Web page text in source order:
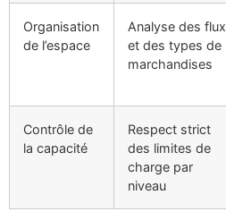
Organisation
de l’espace
Analyse des flux
et des types de
marchandises
Contrôle de
la capacité
Respect strict
des limites de
charge par
niveau